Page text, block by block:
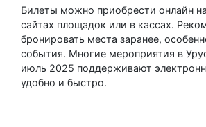
Билеты можно приобрести онлайн
сайтах площадок или в кассах.
бронировать места заранее,
события. Многие мероприятия в
июль 2025 поддерживают
удобно и быстро.